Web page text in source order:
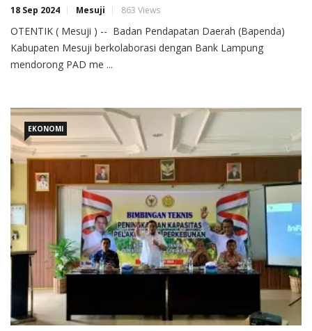
18 Sep 2024 Mesuji 863 Views
OTENTIK ( Mesuji ) -- Badan Pendapatan Daerah (Bapenda)
Kabupaten Mesuji berkolaborasi dengan Bank Lampung
mendorong PAD me ...
EKONOMI